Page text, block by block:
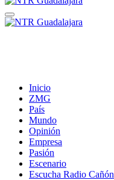
Inicio
ZMG
País
Mundo
Opinión
Empresa
Pasión
Escenario
Escucha Radio Cañón